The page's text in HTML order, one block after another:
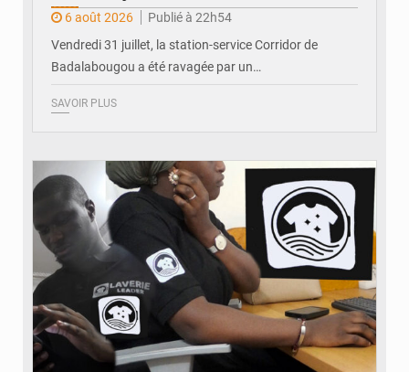
6 août 2026
Publié à 22h54
Vendredi 31 juillet, la station-service Corridor de
Badalabougou a été ravagée par un…
SAVOIR PLUS